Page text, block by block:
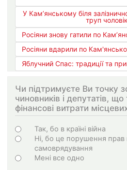
У Кам’янському біля
труп
Росіяни знову гатили по
Росіяни вдарили по
Чи підтримуєте Ви точку
чиновників і депутатів,
фінансові витрати
Варіанти
Так, бо в країні війна
Ні, бо це порушення прав
самоврядування
Мені все одно